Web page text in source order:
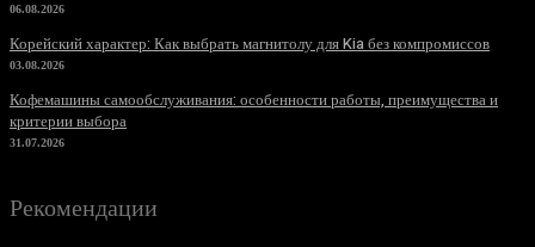
06.08.2026
Корейский характер: Как выбрать магнитолу для Kia без компромиссов
03.08.2026
Кофемашины самообслуживания: особенности работы, преимущества и
критерии выбора
31.07.2026
Рекомендации